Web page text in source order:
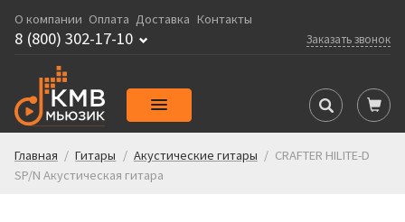
О компании Оплата Доставка Контакты
Заказать звонок
8 (800) 302-17-10
Главная / Гитары / Акустические гитары / CRAFTER HILITE-D
SP/N Акустическая гитара